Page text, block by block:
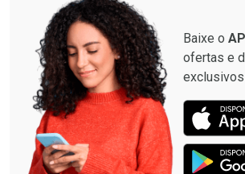
Baixe o
ofertas e